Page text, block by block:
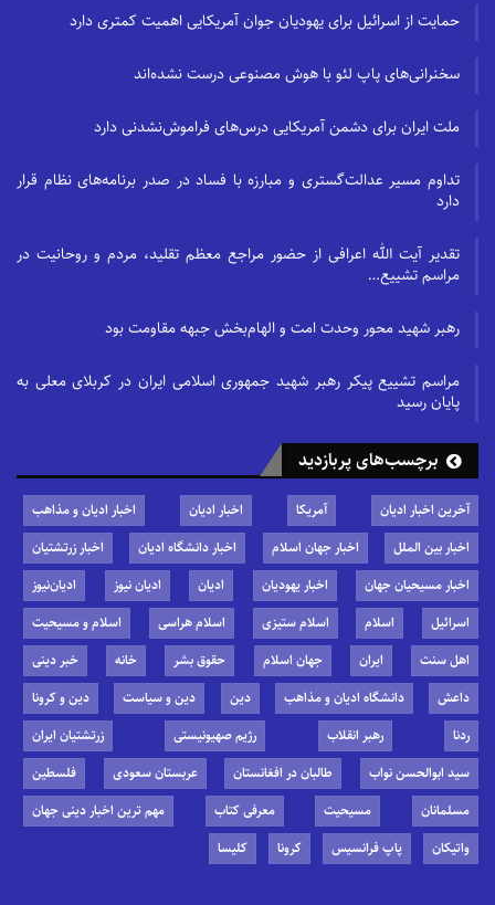
حمایت از اسرائیل برای یهودیان جوان آمریکایی اهمیت کمتری دارد
سخنرانی‌های پاپ لئو با هوش مصنوعی درست نشده‌اند
ملت ایران برای دشمن آمریکایی درس‌های فراموش‌نشدنی دارد
تداوم مسیر عدالت‌گستری و مبارزه با فساد در صدر برنامه‌های نظام قرار
دارد
تقدیر آیت الله اعرافی از حضور مراجع معظم تقلید، مردم و روحانیت در
مراسم تشییع…
رهبر شهید محور وحدت امت و الهام‌بخش جبهه مقاومت بود
مراسم تشییع پیکر رهبر شهید جمهوری اسلامی ایران در کربلای معلی به
پایان رسید
برچسب‌های پربازدید
آخرین اخبار ادیان آمریکا اخبار ادیان
اخبار ادیان و مذاهب
اخبار بین الملل
اخبار جهان اسلام اخبار دانشگاه ادیان
اخبار زرتشتیان
اخبار مسیحیان جهان
اخبار یهودیان ادیان ادیان نیوز
ادیان‌نیوز
اسرائیل
اسلام اسلام ستیزی اسلام هراسی
اسلام و مسیحیت
اهل سنت
ایران جهان اسلام حقوق بشر خانه
خبر دینی
داعش
دانشگاه ادیان و مذاهب دین دین و سیاست
دین و کرونا
ردنا
رهبر انقلاب رژیم صهیونیستی
زرتشتیان ایران
سید ابوالحسن نواب
طالبان در افغانستان عربستان سعودی
فلسطین
مسلمانان
مسیحیت معرفی کتاب
مهم ترین اخبار دینی جهان
واتیکان
پاپ فرانسیس کرونا کلیسا